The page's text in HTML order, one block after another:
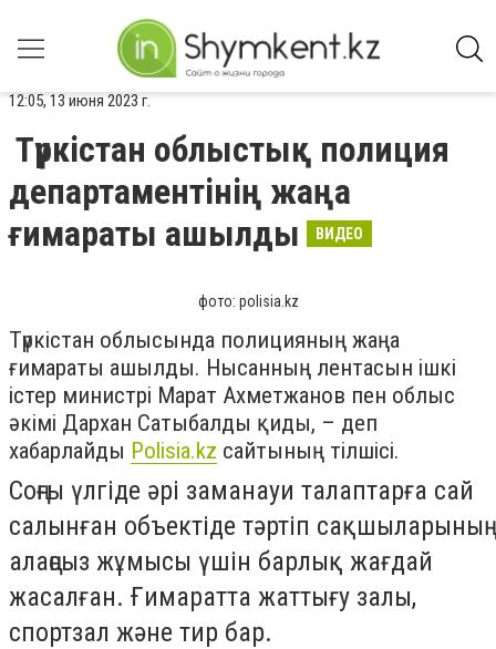
12:05, 13 июня 2023 г.
Түркістан облыстық полиция
департаментінің жаңа
ғимараты ашылды
ВИДЕО
фото: polisia.kz
Түркістан облысында полицияның жаңа
ғимараты ашылды. Нысанның лентасын ішкі
істер министрі Марат Ахметжанов пен облыс
әкімі Дархан Сатыбалды қиды, – деп
хабарлайды Polisia.kz сайтының тілшісі.
Соңғы үлгіде әрі заманауи талаптарға сай
салынған объектіде тәртіп сақшыларының
алаңсыз жұмысы үшін барлық жағдай
жасалған. Ғимаратта жаттығу залы,
спортзал және тир бар.